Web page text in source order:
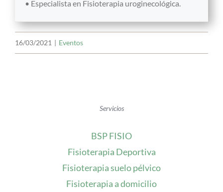
• Especialista en Fisioterapia uroginecológica.
16/03/2021 | Eventos
Servicios
BSP FISIO
Fisioterapia Deportiva
Fisioterapia suelo pélvico
Fisioterapia a domicilio